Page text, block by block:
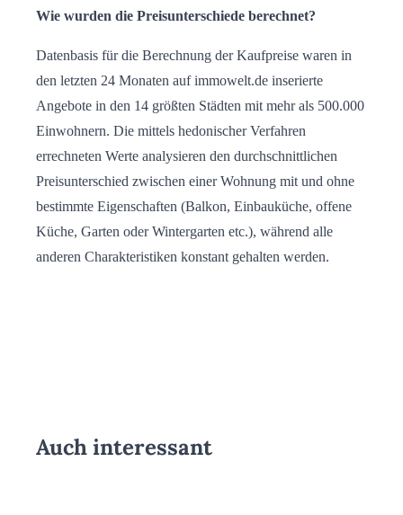
Wie wurden die Preisunterschiede berechnet?
Datenbasis für die Berechnung der Kaufpreise waren in
den letzten 24 Monaten auf immowelt.de inserierte
Angebote in den 14 größten Städten mit mehr als 500.000
Einwohnern. Die mittels hedonischer Verfahren
errechneten Werte analysieren den durchschnittlichen
Preisunterschied zwischen einer Wohnung mit und ohne
bestimmte Eigenschaften (Balkon, Einbauküche, offene
Küche, Garten oder Wintergarten etc.), während alle
anderen Charakteristiken konstant gehalten werden.
Auch interessant